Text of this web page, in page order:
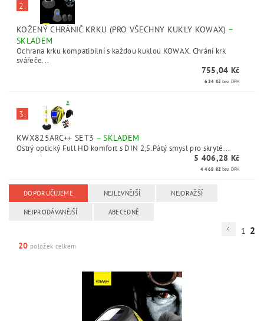
2.
KOŽENÝ CHRÁNIČ KRKU (PRO VŠECHNY KUKLY KOWAX) –
SKLADEM
Ochrana krku kompatibilní s každou kuklou KOWAX. Chrání krk
svářeče...
755,04 Kč
624 Kč bez DPH
3.
KWX825ARC++ SET3 –SKLADEM
Ostrý optický Full HD komfort s DIN 2,5.Pátý smysl pro skryté...
5 406,28 Kč
4 468 Kč bez DPH
DOPORUČUJEME NEJLEVNĚJŠÍ NEJDRAŽŠÍ
NEJPRODÁVANĚJŠÍ ABECEDNĚ
1 2
20 položek celkem